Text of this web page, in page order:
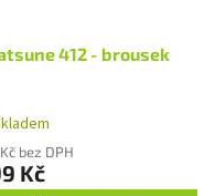
412 - brousek
bez DPH
Kč